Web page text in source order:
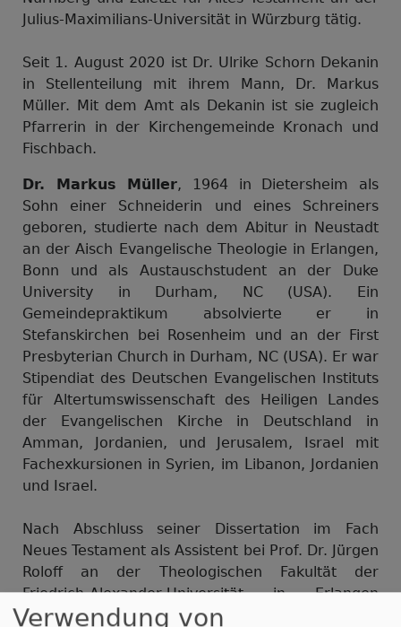
Julius-Maximilians-Universität in Würzburg tätig.
Seit 1. August 2020 ist Dr. Ulrike Schorn Dekanin
in Stellenteilung mit ihrem Mann, Dr. Markus
Müller. Mit dem Amt als Dekanin ist sie zugleich
Pfarrerin in der Kirchengemeinde Kronach und
Fischbach.
Dr. Markus Müller, 1964 in Dietersheim als
Sohn einer Schneiderin und eines Schreiners
geboren, studierte nach dem Abitur in Neustadt
an der Aisch Evangelische Theologie in Erlangen,
Bonn und als Austauschstudent an der Duke
University in Durham, NC (USA). Ein
Gemeindepraktikum absolvierte er in
Stefanskirchen bei Rosenheim und an der First
Presbyterian Church in Durham, NC (USA). Er war
Stipendiat des Deutschen Evangelischen Instituts
für Altertumswissenschaft des Heiligen Landes
der Evangelischen Kirche in Deutschland in
Amman, Jordanien, und Jerusalem, Israel mit
Fachexkursionen in Syrien, im Libanon, Jordanien
und Israel.
Nach Abschluss seiner Dissertation im Fach
Neues Testament als Assistent bei Prof. Dr. Jürgen
Roloff an der Theologischen Fakultät der
Friedrich-Alexander-Universität in Erlangen
habilitierte er sich im Fach Neues Testament,
Verwendung von